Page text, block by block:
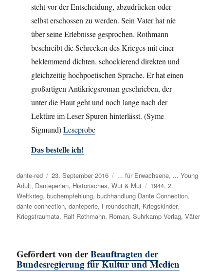
steht vor der Entscheidung, abzudrücken oder
selbst erschossen zu werden. Sein Vater hat nie
über seine Erlebnisse gesprochen. Rothmann
beschreibt die Schrecken des Krieges mit einer
beklemmend dichten, schockierend direkten und
gleichzeitig hochpoetischen Sprache. Er hat einen
großartigen Antikriegsroman geschrieben, der
unter die Haut geht und noch lange nach der
Lektüre im Leser Spuren hinterlässt. (Syme
Sigmund)Leseprobe
Das bestelle ich!
Autor
dante-red
Veröffentlicht
am
23. September 2016 Kategorien
... für Erwachsene, ... Young
Adult, Danteperlen, Historisches,Wut & Mut Schlagwörter
1944,2.
Weltkrieg,buchempfehlung,buchhandlung Dante Connection,
dante connection,danteperle, Freundschaft, Kriegskinder,
Kriegstraumata, Ralf Rothmann, Roman,Suhrkamp Verlag,Väter
Gefördert von derBeauftragten der
Bundesregierung für Kultur und Medien